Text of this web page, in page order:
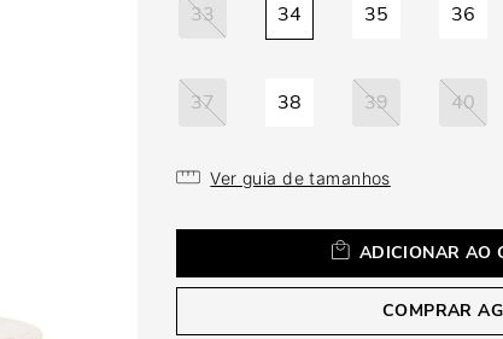
33 34 35 36
37 38 39 40
Ver guia de tamanhos
ADICIONAR AO
COMPRAR